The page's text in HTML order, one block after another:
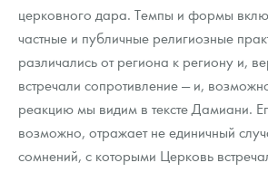
церковного дара. Темпы и формы
частные и публичные религиозные
различались от региона к региону и,
встречали сопротивление — и,
реакцию мы видим в тексте Дамиани.
возможно, отражает не единичный
сомнений, с которыми Церковь